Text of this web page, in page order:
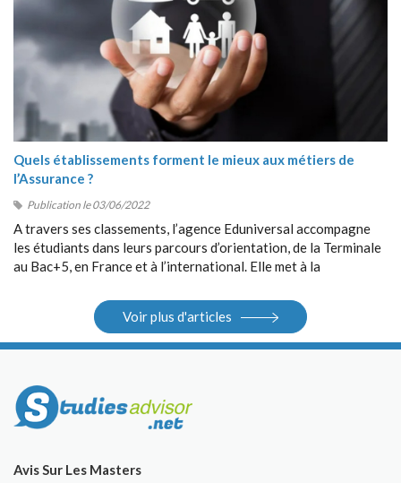
Quels établissements forment le mieux aux métiers de
l’Assurance ?
Publication le 03/06/2022
A travers ses classements, l’agence Eduniversal accompagne
les étudiants dans leurs parcours d’orientation, de la Terminale
au Bac+5, en France et à l’international. Elle met à la
Internet, salons.
Voir plus d'articles
Avis Sur Les Masters